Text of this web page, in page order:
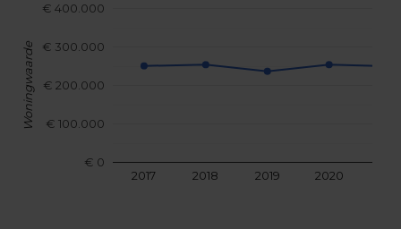
2017 2018 2019 2020
€ 0
€ 100.000
€ 200.000
€ 300.000
€ 400.000
Woningwaarde